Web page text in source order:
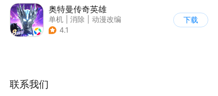
奥特曼传奇英雄
单机 消除
动漫改编
| 奥特曼
4.1
下载
联系我们